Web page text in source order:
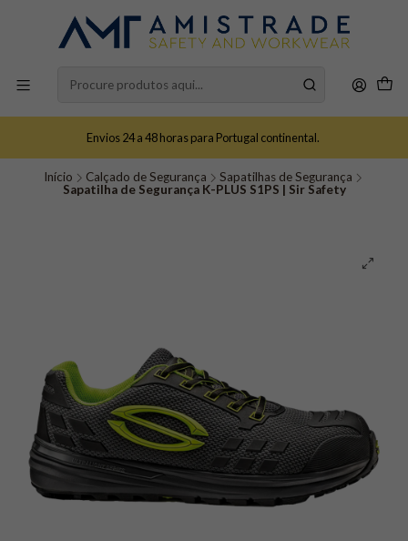
Envios 24 a 48 horas para Portugal continental.
Início Calçado de Segurança
Sapatilhas de Segurança
Sapatilha de Segurança K-PLUS S1PS | Sir Safety